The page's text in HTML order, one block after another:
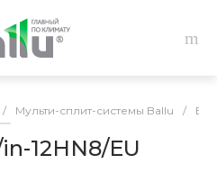
/ Мульти-сплит-системы Ballu /
12HN8/EU